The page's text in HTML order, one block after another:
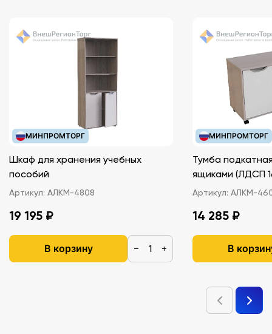
МИНПРОМТОРГ
Шкаф для хранения учебных
пособий
Артикул: АЛКМ-4808
19 195 ₽
В корзину − +
МИНПРОМТОРГ
Тумба
ящиками
Артикул: АЛКМ-
14 285 ₽
В